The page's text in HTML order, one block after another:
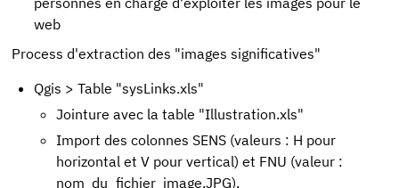
web
Process d'extraction des "images significatives"
Qgis > Table "sysLinks.xls"
Jointure avec la table "Illustration.xls"
Import des colonnes SENS (valeurs : H pour
horizontal et V pour vertical) et FNU (valeur :
nom_du_fichier_image.JPG).